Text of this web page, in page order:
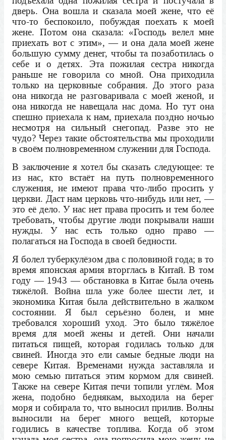
дверь. Она вошла и сказала моей жене, что её
что-то беспокоило, побуждая поехать к моей
жене. Потом она сказала: «Господь велел мне
приехать вот с этим», — и она дала моей жене
большую сумму денег, чтобы та позаботилась о
себе и о детях. Эта пожилая сестра никогда
раньше не говорила со мной. Она приходила
только на церковные собрания. До этого раза
она никогда не разговаривала с моей женой, и
она никогда не навещала нас дома. Но тут она
спешно приехала к нам, приехала поздно ночью
несмотря на сильный снегопад. Разве это не
чудо? Через такие обстоятельства мы проходили
в своём полновременном служении для Господа.
В заключение я хотел бы сказать следующее: те
из нас, кто встаёт на путь полновременного
служения, не имеют права что-либо просить у
церкви. Даст нам церковь что-нибудь или нет, —
это её дело. У нас нет права просить и тем более
требовать, чтобы другие люди покрывали наши
нужды. У нас есть только одно право —
полагаться на Господа в своей бедности.
Я болел туберкулёзом два с половиной года; в то
время японская армия вторглась в Китай. В том
году — 1943 — обстановка в Китае была очень
тяжёлой. Война шла уже более шести лет, и
экономика Китая была действительно в жалком
состоянии. Я был серьёзно болен, и мне
требовался хороший уход. Это было тяжёлое
время для моей жены и детей. Они начали
питаться пищей, которая годилась только для
свиней. Иногда это ели самые бедные люди на
севере Китая. Временами нужда заставляла и
мою семью питаться этим кормом для свиней.
Также на севере Китая печи топили углём. Моя
жена, подобно беднякам, выходила на берег
моря и собирала то, что выносил прилив. Волны
выносили на берег много вещей, которые
годились в качестве топлива. Когда об этом